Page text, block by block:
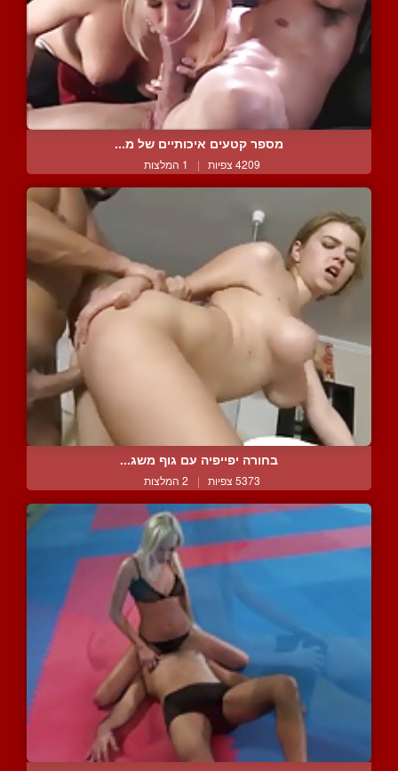
מספר קטעים איכותיים של מ...
4209 צפיות | 1 המלצות
בחורה יפייפיה עם גוף משג...
5373 צפיות | 2 המלצות